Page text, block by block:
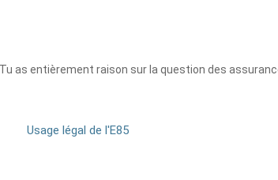
as entièrement raison sur la question des
Usage légal de l'E85